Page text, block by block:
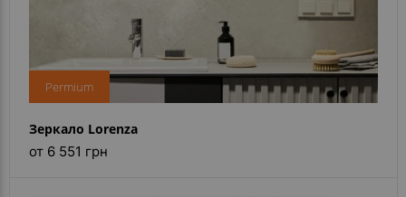
Permium
Зеркало Lorenza
от 6 551 грн